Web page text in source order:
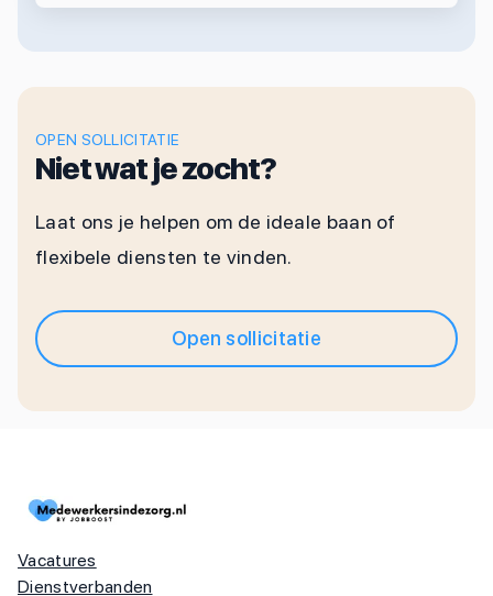
OPEN SOLLICITATIE
Niet wat je zocht?
Laat ons je helpen om de ideale baan of
flexibele diensten te vinden.
Open sollicitatie
Vacatures
Dienstverbanden